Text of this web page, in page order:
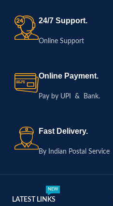
24/7 Support.
Online Support
Online Payment.
Pay by UPI & Bank.
Fast Delivery.
By Indian Postal Service
LATEST LINKS
NEW